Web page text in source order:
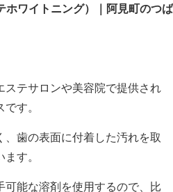
ホワイトニング）｜阿見町のつば
ステサロンや美容院で提供され
す。
歯の表面に付着した汚れを取
す。
可能な溶剤を使用するので、比